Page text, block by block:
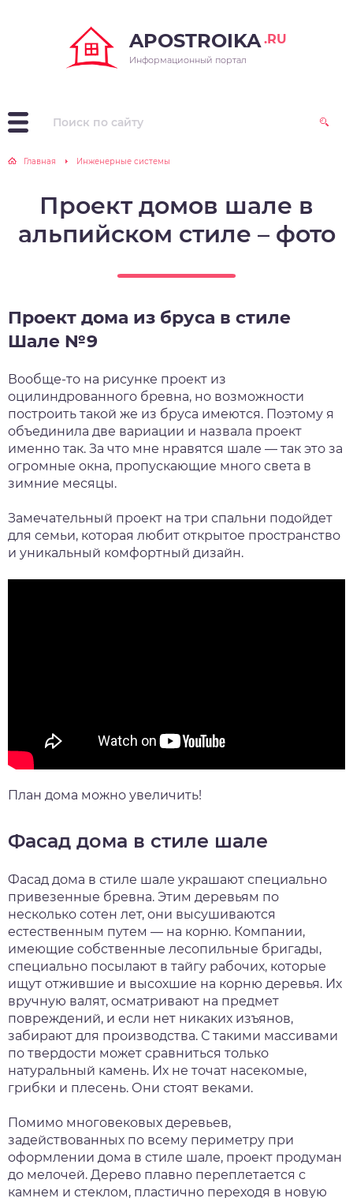
APOSTROIKA .RU
Информационный портал
Главная Инженерные системы
Проект домов шале в
альпийском стиле – фото
Проект дома из бруса в стиле
Шале №9
Вообще-то на рисунке проект из
оцилиндрованного бревна, но возможности
построить такой же из бруса имеются. Поэтому я
объединила две вариации и назвала проект
именно так. За что мне нравятся шале — так это за
огромные окна, пропускающие много света в
зимние месяцы.
Замечательный проект на три спальни подойдет
для семьи, которая любит открытое пространство
и уникальный комфортный дизайн.
План дома можно увеличить!
Фасад дома в стиле шале
Фасад дома в стиле шале украшают специально
привезенные бревна. Этим деревьям по
несколько сотен лет, они высушиваются
естественным путем — на корню. Компании,
имеющие собственные лесопильные бригады,
специально посылают в тайгу рабочих, которые
ищут отжившие и высохшие на корню деревья. Их
вручную валят, осматривают на предмет
повреждений, и если нет никаких изъянов,
забирают для производства. С такими массивами
по твердости может сравниться только
натуральный камень. Их не точат насекомые,
грибки и плесень. Они стоят веками.
Помимо многовековых деревьев,
задействованных по всему периметру при
оформлении дома в стиле шале, проект продуман
до мелочей. Дерево плавно переплетается с
камнем и стеклом, пластично переходя в новую